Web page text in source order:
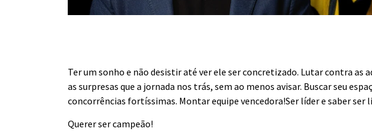
Ter um sonho e não desistir até ver ele ser concretizado. Lutar contra as
as surpresas que a jornada nos trás, sem ao menos avisar. Buscar seu
concorrências fortíssimas. Montar equipe vencedora!Ser líder e saber ser
Querer ser campeão!